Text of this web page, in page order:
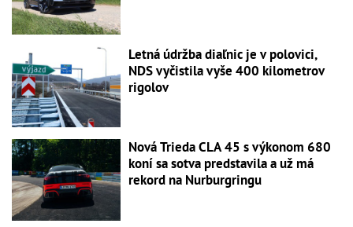
Letná údržba diaľnic je v polovici,
NDS vyčistila vyše 400 kilometrov
rigolov
Nová Trieda CLA 45 s výkonom 680
koní sa sotva predstavila a už má
rekord na Nurburgringu